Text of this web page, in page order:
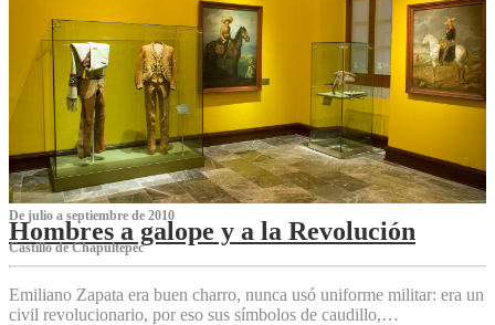
De julio a septiembre de 2010
Hombres a galope y a la Revolución
Castillo de Chapultepec
Emiliano Zapata era buen charro, nunca usó uniforme militar: era un
civil revolucionario, por eso sus símbolos de caudillo,…